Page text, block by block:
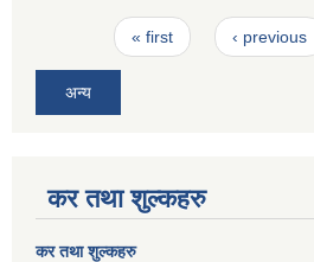
Pages« first ‹ previous
अन्य
कर तथा शुल्कहरु
कर तथा शुल्कहरु